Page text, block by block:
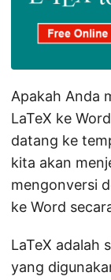
Apakah Anda
LaTeX ke
datang ke
kita akan
mengonversi
ke Word
LaTeX adalah
yang